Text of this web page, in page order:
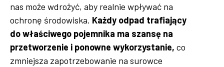
nas może wdrożyć, aby realnie wpływać na
ochronę środowiska. Każdy odpad trafiający
do właściwego pojemnika ma szansę na
przetworzenie i ponowne wykorzystanie, co
zmniejsza zapotrzebowanie na surowce